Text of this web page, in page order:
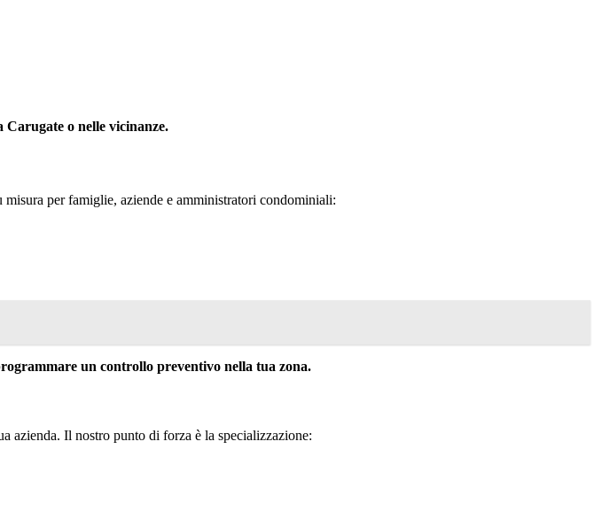
o nelle vicinanze.
per famiglie, aziende e amministratori condominiali:
un controllo preventivo nella tua zona.
azienda. Il nostro punto di forza è la specializzazione: